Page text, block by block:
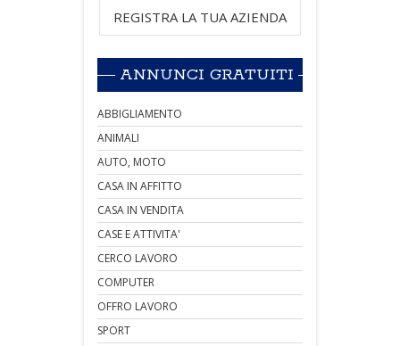
REGISTRA LA TUA AZIENDA
ANNUNCI GRATUITI
ABBIGLIAMENTO
ANIMALI
AUTO, MOTO
CASA IN AFFITTO
CASA IN VENDITA
CASE E ATTIVITA'
CERCO LAVORO
COMPUTER
OFFRO LAVORO
SPORT